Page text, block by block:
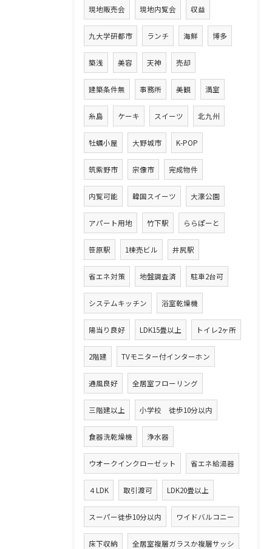
現地販売会 現地内覧会 収益
九大学研都市 ランチ 海鮮 博多
築浅 美容 天神 売却
建築条件無 事務所 美観 満室
糸島 ケーキ スイーツ 北九州
牡蠣小屋 大野城市 K-POP
筑紫野市 宗像市 完成物件
内覧可能 韓国スイーツ 大濠公園
アパート用地 竹下駅 ららぽーと
笹原駅 1棟売ビル 井尻駅
省エネ対策 地盤調査済 駐車2台可
システムキッチン 浴室乾燥機
陽当り良好 LDK15畳以上 トイレ2ヶ所
2階建 TVモニター付インターホン
通風良好 全居室フローリング
三階建以上 小学校 徒歩10分以内
食器洗乾燥機 浄水器
ウオークインクローゼット 省エネ給湯器
４LDK 取引渡可 LDK20畳以上
スーパー徒歩10分以内 ワイドバルコニー
床下収納 全居室複層ガラスか複層サッシ